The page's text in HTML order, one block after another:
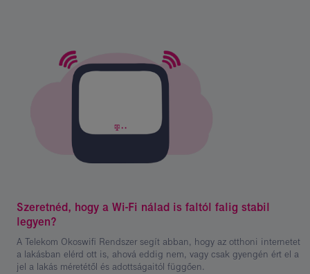
leírása:
okoswifi
Szeretnéd, hogy a Wi-Fi nálad is faltól falig stabil
legyen?
A Telekom Okoswifi Rendszer segít abban, hogy az otthoni internetet
a lakásban elérd ott is, ahová eddig nem, vagy csak gyengén ért el a
jel a lakás méretétől és adottságaitól függően.